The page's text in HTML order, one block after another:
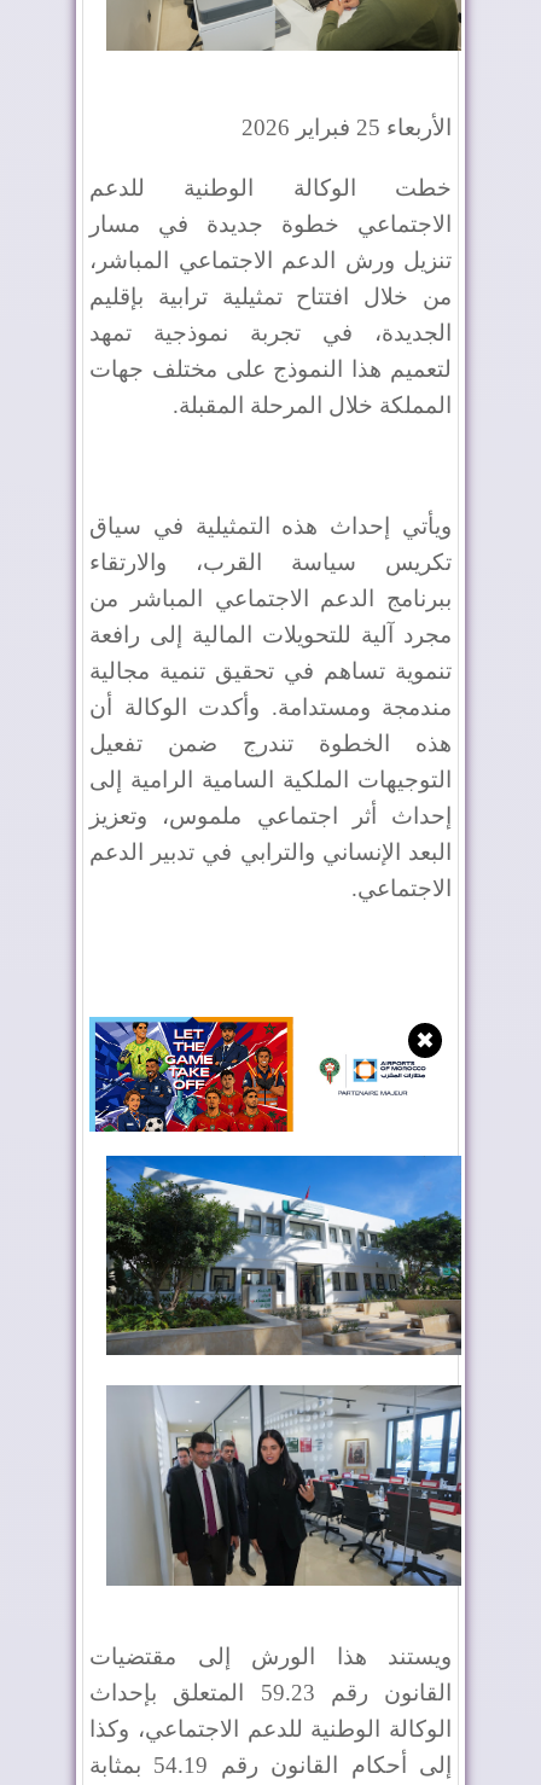
الأربعاء 25 فبراير 2026
خطت الوكالة الوطنية للدعم
الاجتماعي خطوة جديدة في مسار
تنزيل ورش الدعم الاجتماعي المباشر،
من خلال افتتاح تمثيلية ترابية بإقليم
الجديدة، في تجربة نموذجية تمهد
لتعميم هذا النموذج على مختلف جهات
المملكة خلال المرحلة المقبلة.
ويأتي إحداث هذه التمثيلية في سياق
تكريس سياسة القرب، والارتقاء
ببرنامج الدعم الاجتماعي المباشر من
مجرد آلية للتحويلات المالية إلى رافعة
تنموية تساهم في تحقيق تنمية مجالية
مندمجة ومستدامة. وأكدت الوكالة أن
هذه الخطوة تندرج ضمن تفعيل
التوجيهات الملكية السامية الرامية إلى
إحداث أثر اجتماعي ملموس، وتعزيز
البعد الإنساني والترابي في تدبير الدعم
الاجتماعي.
✖
ويستند هذا الورش إلى مقتضيات
القانون رقم 59.23 المتعلق بإحداث
الوكالة الوطنية للدعم الاجتماعي، وكذا
إلى أحكام القانون رقم 54.19 بمثابة